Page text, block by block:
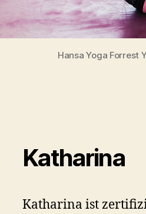
Hansa Yoga Forrest
Katharina
Katharina ist